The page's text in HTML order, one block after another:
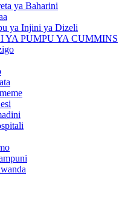
ya Baharini
ya Injini ya Dizeli
YA PUMPU YA CUMMINS